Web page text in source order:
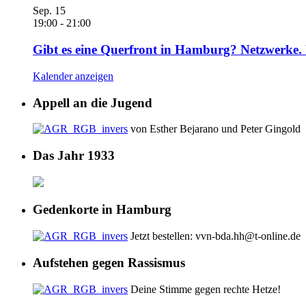
Sep. 15
19:00 - 21:00
Gibt es eine Querfront in Hamburg? Netzwerke.
Kalender anzeigen
Appell an die Jugend
von Esther Bejarano und Peter Gingold
Das Jahr 1933
Gedenkorte in Hamburg
Jetzt bestellen: vvn-bda.hh@t-online.de
Aufstehen gegen Rassismus
Deine Stimme gegen rechte Hetze!